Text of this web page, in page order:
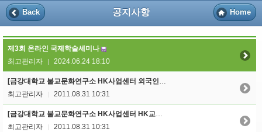
Back 공지사항 Home
제3회 온라인 국제학술세미나
최고관리자
2024.06.24 18:10
[금강대학교 불교문화연구소 HK사업센터 외국인 Fellowship 신규 공모]
최고관리자
2011.08.31 10:31
[금강대학교 불교문화연구소 HK사업센터 HK교수 신규 초빙]
최고관리자
2011.08.31 10:31